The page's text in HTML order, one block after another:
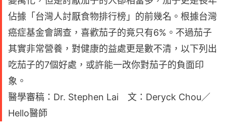
佔據「台灣人討厭食物排行榜」的前幾名。根據台灣
癌症基金會調查，喜歡茄子的竟只有6%。不過茄子
其實非常營養，對健康的益處更是數不清，以下列出
吃茄子的7個好處，或許能一改你對茄子的負面印
象。
醫學審稿：Dr. Stephen Lai 文：Deryck Chou／
Hello醫師